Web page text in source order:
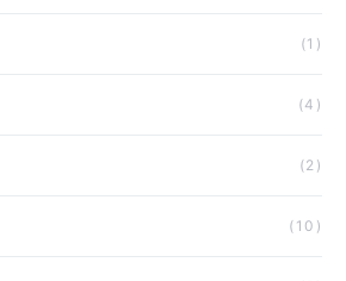
(1)
(4)
(2)
(10)